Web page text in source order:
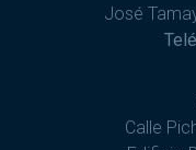
José
Calle